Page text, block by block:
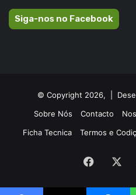
Siga-nos no Facebook
© Copyright 2026, |
Sobre Nós
Contacto
Ficha Tecnica
Termos e